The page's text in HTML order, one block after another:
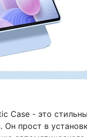
Case - это
прост в